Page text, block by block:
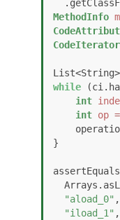
MethodInfo
CodeIterator
while
int
int op =
}
"aload_0" ,
"iload_1" ,